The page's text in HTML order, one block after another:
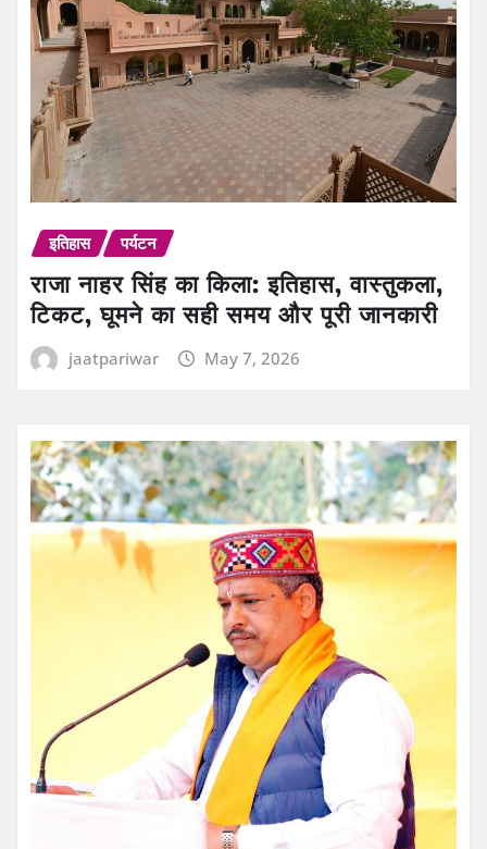
इतिहास पर्यटन
राजा नाहर सिंह का किला: इतिहास, वास्तुकला,
टिकट, घूमने का सही समय और पूरी जानकारी
jaatpariwar May 7, 2026